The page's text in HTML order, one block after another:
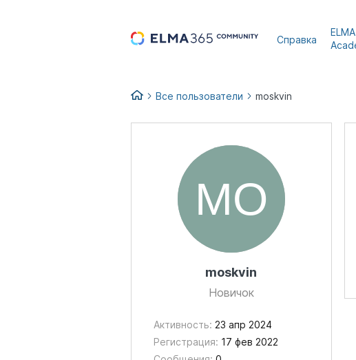
Справка
ELMA
Все пользователи moskvin
moskvin
Новичок
Активность: 23 апр 2024
Регистрация: 17 фев 2022